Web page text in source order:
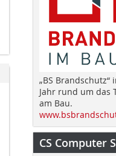
„BS
Jahr rund um das
am Bau.
CS Computer